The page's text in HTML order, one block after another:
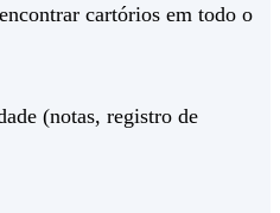
cartórios em todo o
(notas, registro de